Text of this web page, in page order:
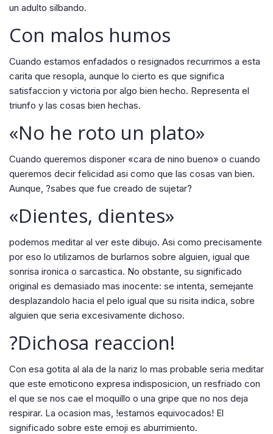
un adulto silbando.
Con malos humos
Cuando estamos enfadados o resignados recurrimos a esta
carita que resopla, aunque lo cierto es que significa
satisfaccion y victoria por algo bien hecho. Representa el
triunfo y las cosas bien hechas.
«No he roto un plato»
Cuando queremos disponer «cara de nino bueno» o cuando
queremos decir felicidad asi­ como que las cosas van bien.
Aunque, ?sabes que fue creado de sujetar?
«Dientes, dientes»
podemos meditar al ver este dibujo. Asi­ como precisamente
por eso lo utilizamos de burlarnos sobre alguien, igual que
sonrisa ironica o sarcastica. No obstante, su significado
original es demasiado mas inocente: se intenta, semejante
desplazandolo hacia el pelo igual que su risita indica, sobre
alguien que seri­a excesivamente dichoso.
?Dichosa reaccion!
Con esa gotita al ala de la nariz lo mas probable seri­a meditar
que este emoticono expresa indisposicion, un resfriado con
el que se nos cae el moquillo o una gripe que no nos deja
respirar. La ocasion mas, !estamos equivocados! El
significado sobre este emoji es aburrimiento.